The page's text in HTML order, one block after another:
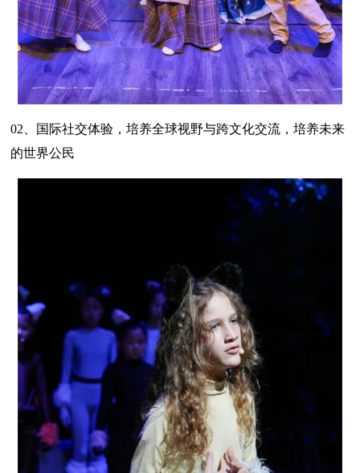
02、国际社交体验，培养全球视野与跨文化交流，培养未来
的世界公民